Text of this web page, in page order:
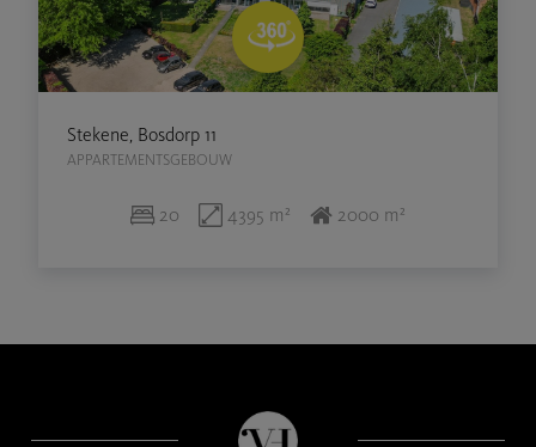
Stekene, Bosdorp 11
APPARTEMENTSGEBOUW
20 4395 m² 2000 m²